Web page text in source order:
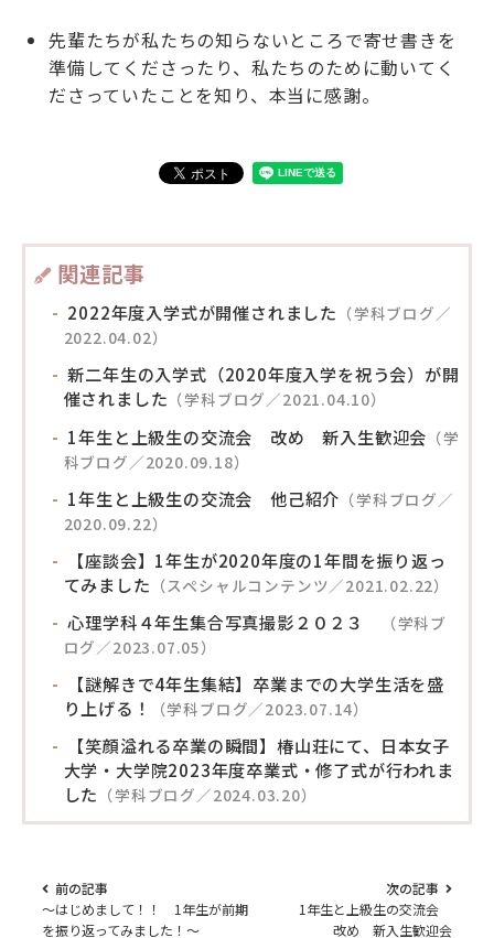
先輩たちが私たちの知らないところで寄せ書きを
準備してくださったり、私たちのために動いてく
ださっていたことを知り、本当に感謝。
関連記事
2022年度入学式が開催されました （学科ブログ／
2022.04.02）
新二年生の入学式（2020年度入学を祝う会）が開
催されました （学科ブログ／2021.04.10）
1年生と上級生の交流会 改め 新入生歓迎会 （学
科ブログ／2020.09.18）
1年生と上級生の交流会 他己紹介 （学科ブログ／
2020.09.22）
【座談会】1年生が2020年度の1年間を振り返っ
てみました （スペシャルコンテンツ／2021.02.22）
心理学科４年生集合写真撮影２０２３
（学科ブ
ログ／2023.07.05）
【謎解きで4年生集結】卒業までの大学生活を盛
り上げる！
（学科ブログ／2023.07.14）
【笑顔溢れる卒業の瞬間】椿山荘にて、日本女子
大学・大学院2023年度卒業式・修了式が行われま
した （学科ブログ／2024.03.20）
前の記事
〜はじめまして！！ 1年生が前期
を振り返ってみました！～
次の記事
1年生と上級生の交流会
改め 新入生歓迎会